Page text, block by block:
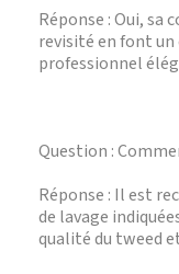
Réponse : Oui, sa
revisité en font
professionnel
Question :
Réponse : Il est
de lavage
qualité du tweed